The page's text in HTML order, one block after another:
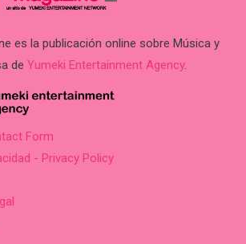
es la publicación online sobre Música y
de Yumeki Entertainment Agency.
Form
- Privacy Policy